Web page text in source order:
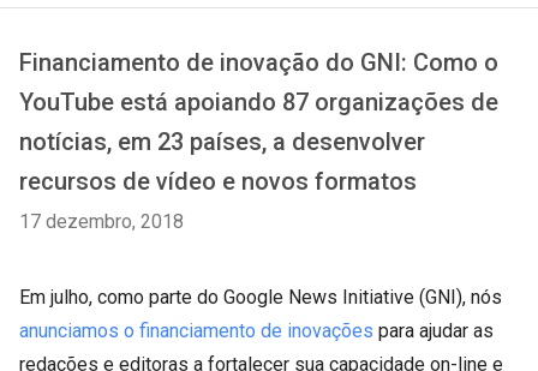
Financiamento de inovação do GNI: Como o
YouTube está apoiando 87 organizações de
notícias, em 23 países, a desenvolver
recursos de vídeo e novos formatos
17 dezembro, 2018
Em julho, como parte do Google News Initiative (GNI), nós
anunciamos o financiamento de inovações para ajudar as
redações e editoras a fortalecer sua capacidade on-line e